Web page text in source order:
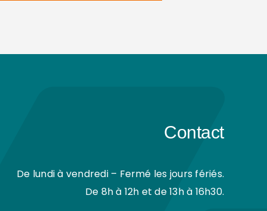
Contact
De lundi à vendredi – Fermé les jours fériés.
De 8h à 12h et de 13h à 16h30.